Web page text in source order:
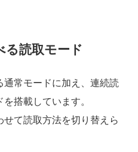
る読取モード
通常モードに加え、連続読
搭載しています。
て読取方法を切り替えら